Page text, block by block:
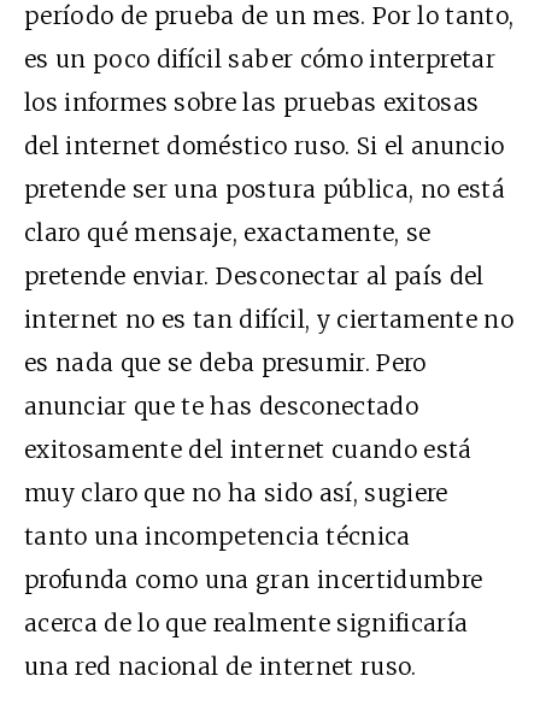
período de prueba de un mes. Por lo tanto,
es un poco difícil saber cómo interpretar
los informes sobre las pruebas exitosas
del internet doméstico ruso. Si el anuncio
pretende ser una postura pública, no está
claro qué mensaje, exactamente, se
pretende enviar. Desconectar al país del
internet no es tan difícil, y ciertamente no
es nada que se deba presumir. Pero
anunciar que te has desconectado
exitosamente del internet cuando está
muy claro que no ha sido así, sugiere
tanto una incompetencia técnica
profunda como una gran incertidumbre
acerca de lo que realmente significaría
una red nacional de internet ruso.